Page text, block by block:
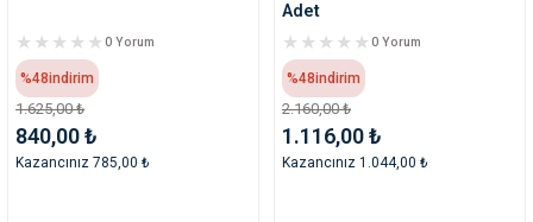
0 Yorum
%48indirim
1.625,00 ₺
840,00 ₺
Kazancınız 785,00 ₺
Adet
0 Yorum
%48indirim
2.160,00 ₺
1.116,00 ₺
Kazancınız 1.044,00 ₺